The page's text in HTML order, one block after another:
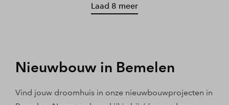
Laad 8 meer
Nieuwbouw in Bemelen
Vind jouw droomhuis in onze nieuwbouwprojecten in